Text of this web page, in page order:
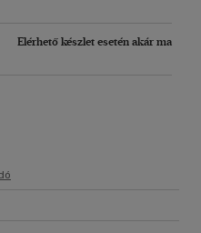
Elérhető készlet esetén akár ma